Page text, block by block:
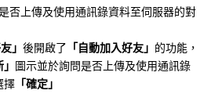
否上傳及使用通訊錄資料至伺服器的對
」 後開啟了 「自動加入好友」 的功能，
圖示並於詢問是否上傳及使用通訊錄
擇 「確定」